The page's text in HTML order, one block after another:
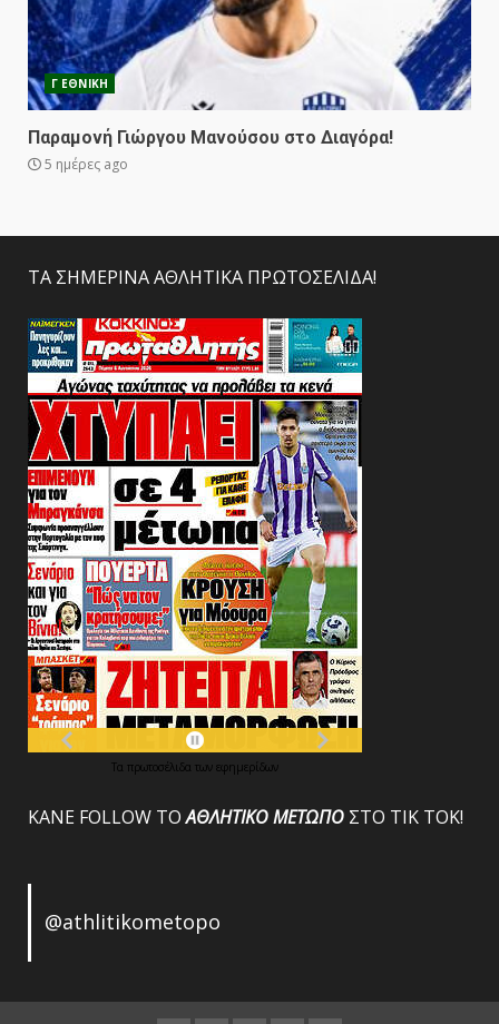
Γ ΕΘΝΙΚΗ
Παραμονή Γιώργου Μανούσου στο Διαγόρα!
5 ημέρες ago
ΤΑ ΣΗΜΕΡΙΝΑ ΑΘΛΗΤΙΚΑ ΠΡΩΤΟΣΕΛΙΔΑ!
Τα πρωτοσέλιδα των εφημερίδων
ΚΑΝΕ FOLLOW ΤΟΑΘΛΗΤΙΚΟΜΕΤΩΠΟ ΣΤΟ ΤΙΚ ΤΟΚ!
@athlitikometopo